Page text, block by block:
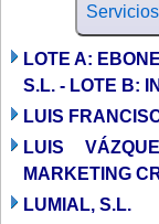
Servicios
LOTE A:
S.L. - LOTE B:
LUIS
LUIS
MARKETING
LUMIAL, S.L.